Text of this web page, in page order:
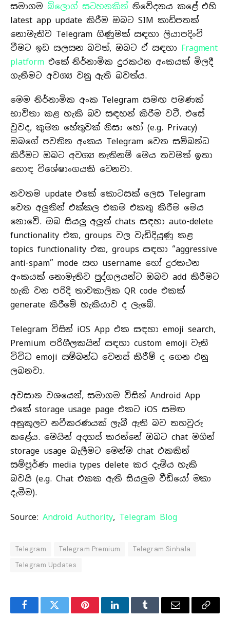
සමාගම බ්ලොග් සටහනකින් නිවේදනය කළේ එහි
latest app update කිරීම ඔබට SIM කාඩ්පතක්
නොමැතිව Telegram ගිණුමක් සඳහා ලියාපදිංචි
වීමට ඉඩ සලසන බවත්, ඔබට ඒ සඳහා Fragment
platformඑකේ නිර්නාමික දුරකථන අංකයක් මිලදී
ගැනීමට අවශ්‍ය වනු ඇති බවත්ය.
මෙම නිර්නාමික අංක Telegram සමඟ පමණක්
භාවිතා කළ හැකි බව සඳහන් කිරීම වටී. එසේ
වුවද, කුමන හේතුවක් නිසා හෝ (e.g. Privacy)
ඔබගේ පවතින අංකය Telegram වෙත සම්බන්ධ
කිරීමට ඔබට අවශ්‍ය නැතිනම් මෙය තවමත් ඉතා
හොඳ විශේෂාංගයකි වෙනවා.
නවතම update එකේ කොටසක් ලෙස Telegram
වෙත අලුතින් එක්කල එකම එකතු කිරීම මෙය
නොවේ. ඔබ සියලු අලුත් chats සඳහා auto-delete
functionality එක, groups වල වැඩිදියුණු කළ
topics functionality එක, groups සඳහා “aggressive
anti-spam” mode සහ username හෝ දුරකථන
අංකයක් නොමැතිව පුද්ගලයන්ට ඔබව add කිරීමට
හැකි වන පරිදි තාවකාලික QR code එකක්
generate කිරීමේ හැකියාව ද ලැබේ.
Telegram විසින් iOS App එක සඳහා emoji search,
Premium පරිශීලකයින් සඳහා custom emoji වැනි
විවිධ emoji සම්බන්ධ වෙනස් කිරීම් ද ගෙන එනු
ලබනවා.
අවසාන වශයෙන්, සමාගම විසින් Android App
එකේ storage usage page එකට iOS සමඟ
අනුකූලව නවීකරණයක් ලැබී ඇති බව තහවුරු
කළේය. මෙයින් අදහස් කරන්නේ ඔබට chat මගින්
storage usage බැලීමට මෙන්ම chat එකකින්
සම්පූර්ණ media types delete කර දැමිය හැකි
බවයි (e.g. Chat එකක ඇති සියලුම වීඩියෝ මකා
දැමීම).
Source: Android Authority, Telegram Blog
Telegram Telegram Premium
Telegram Sinhala
Telegram Updates
FacebookTwitter PinterestLinkedInTumblr Email
Copy